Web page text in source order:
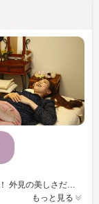
近鉄奈良線 東花園駅 徒歩6分、花園ラグビー場すぐ！ 外見の美しさだけでなく、内面からあふれる本物の元気を取り戻すホリスティック・エイジングケアサロン【ブライトライト】 オールハンドの施術のみで日々の疲れを取り、今まで持っていた体のクセ、ゆがみ、こわばり、ウィークポイントを緩やかに矯正することで本来ご自身が持っている活力を引き出し、元気でイキイキ、ナチュラルな若々しさを保つお手伝いをさせていただきます。 気さくなオーナーの確かな技術で、心も体もリラックスできます♪ 《オススメメニュー》 ◆【アロマセラピーマッサージ90分＋ヘッドマッサージ10分コース】 一番おつらいところに重点を置きながら全身のお手入れをします。日ごろからお疲れの気になる方の定期的なお手入れにぴったりのコースです。※施術時間90分+ヘッドマッサージ10分
もっと見る